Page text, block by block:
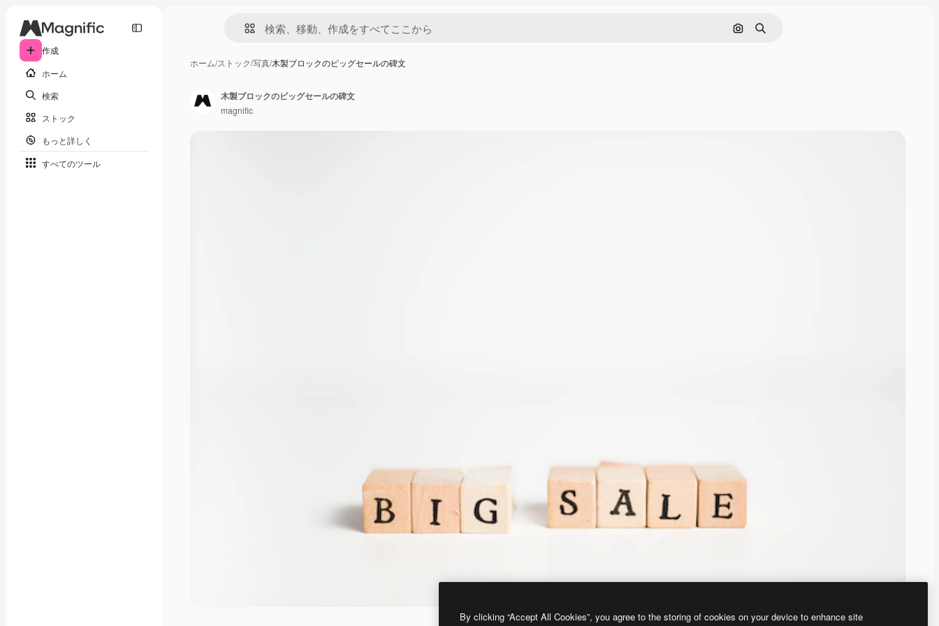
作成
ホーム
検索
ストック
もっと詳しく
すべてのツール
画像で検索
検索
ホーム/ストック/写真/木製ブロックのビッグセールの碑文
木製ブロックのビッグセールの碑文
magnific
By clicking “Accept All Cookies”, you agree to the storing of cookies on your device to enhance site